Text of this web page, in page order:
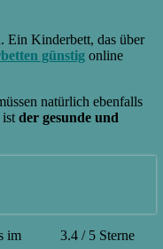
. Ein Kinderbett, das über
günstig online
natürlich ebenfalls
der gesunde und
3.4 / 5 Sterne
im